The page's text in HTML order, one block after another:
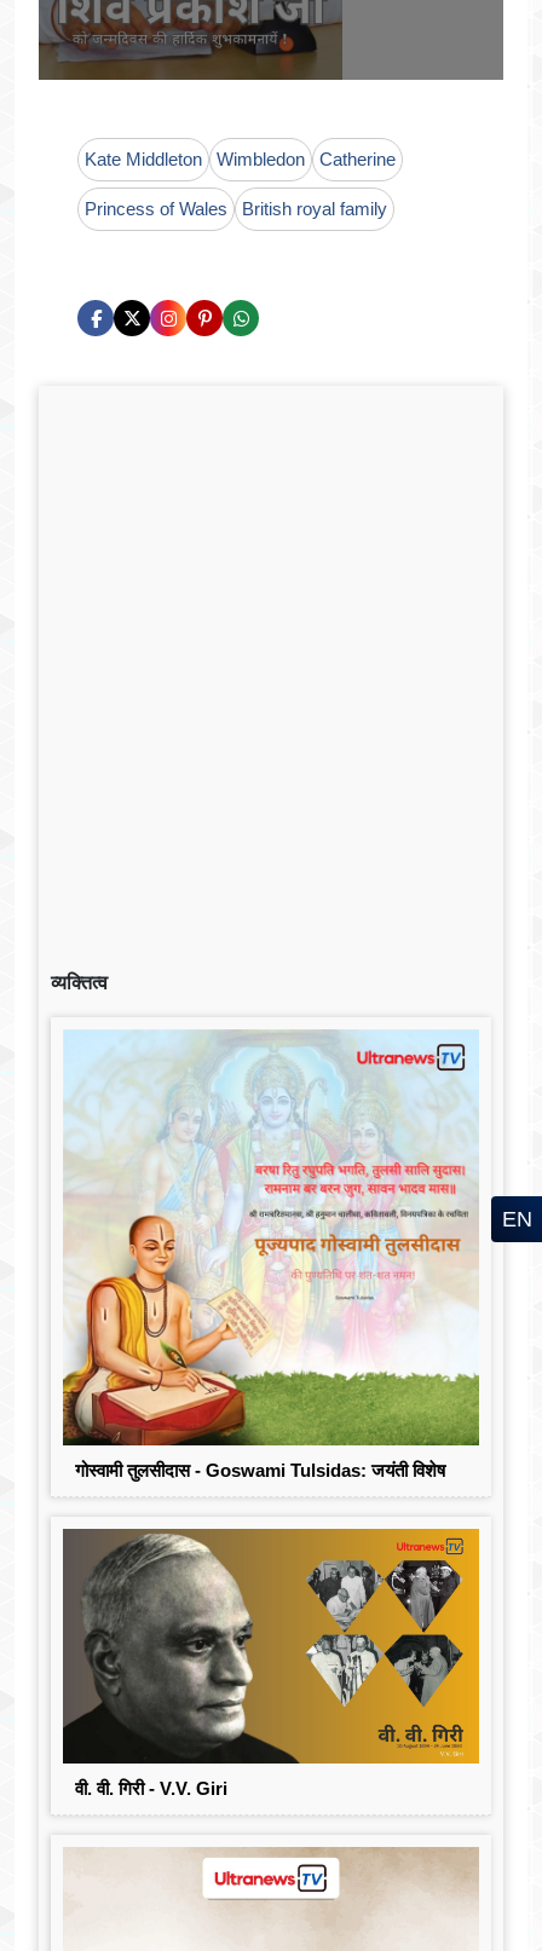
Kate Middleton Wimbledon Catherine
Princess of Wales British royal family
व्यक्तित्व
गोस्वामी तुलसीदास - Goswami Tulsidas: जयंती विशेष
वी. वी. गिरी - V.V. Giri
EN